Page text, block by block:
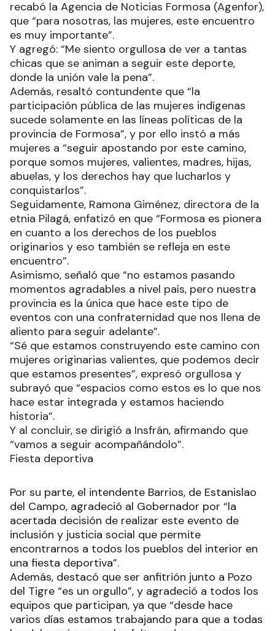
recabó la Agencia de Noticias Formosa (Agenfor),
que “para nosotras, las mujeres, este encuentro
es muy importante”.
Y agregó: “Me siento orgullosa de ver a tantas
chicas que se animan a seguir este deporte,
donde la unión vale la pena”.
Además, resaltó contundente que “la
participación pública de las mujeres indígenas
sucede solamente en las líneas políticas de la
provincia de Formosa”, y por ello instó a más
mujeres a “seguir apostando por este camino,
porque somos mujeres, valientes, madres, hijas,
abuelas, y los derechos hay que lucharlos y
conquistarlos”.
Seguidamente, Ramona Giménez, directora de la
etnia Pilagá, enfatizó en que “Formosa es pionera
en cuanto a los derechos de los pueblos
originarios y eso también se refleja en este
encuentro”.
Asimismo, señaló que “no estamos pasando
momentos agradables a nivel país, pero nuestra
provincia es la única que hace este tipo de
eventos con una confraternidad que nos llena de
aliento para seguir adelante”.
“Sé que estamos construyendo este camino con
mujeres originarias valientes, que podemos decir
que estamos presentes”, expresó orgullosa y
subrayó que “espacios como estos es lo que nos
hace estar integrada y estamos haciendo
historia”.
Y al concluir, se dirigió a Insfrán, afirmando que
“vamos a seguir acompañándolo”.
Fiesta deportiva
Por su parte, el intendente Barrios, de Estanislao
del Campo, agradeció al Gobernador por “la
acertada decisión de realizar este evento de
inclusión y justicia social que permite
encontrarnos a todos los pueblos del interior en
una fiesta deportiva”.
Además, destacó que ser anfitrión junto a Pozo
del Tigre “es un orgullo”, y agradeció a todos los
equipos que participan, ya que “desde hace
varios días estamos trabajando para que a todas